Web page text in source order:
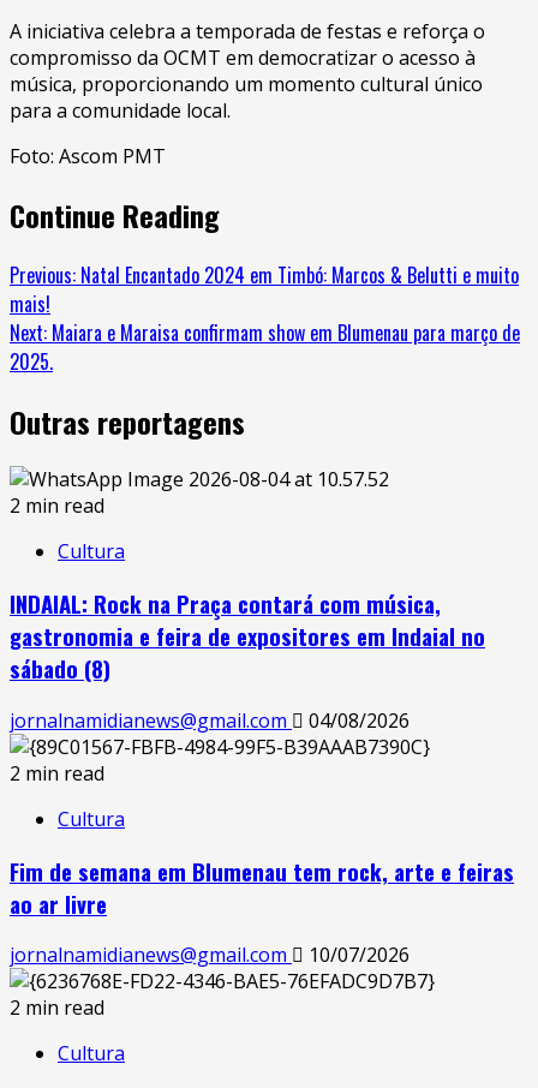
A iniciativa celebra a temporada de festas e reforça o
compromisso da OCMT em democratizar o acesso à
música, proporcionando um momento cultural único
para a comunidade local.
Foto: Ascom PMT
Continue Reading
Previous: Natal Encantado 2024 em Timbó: Marcos & Belutti e muito
mais!
Next: Maiara e Maraisa confirmam show em Blumenau para março de
2025.
Outras reportagens
2 min read
Cultura
INDAIAL: Rock na Praça contará com música,
gastronomia e feira de expositores em Indaial no
sábado (8)
jornalnamidianews@gmail.com
04/08/2026
2 min read
Cultura
Fim de semana em Blumenau tem rock, arte e feiras
ao ar livre
jornalnamidianews@gmail.com
10/07/2026
2 min read
Cultura